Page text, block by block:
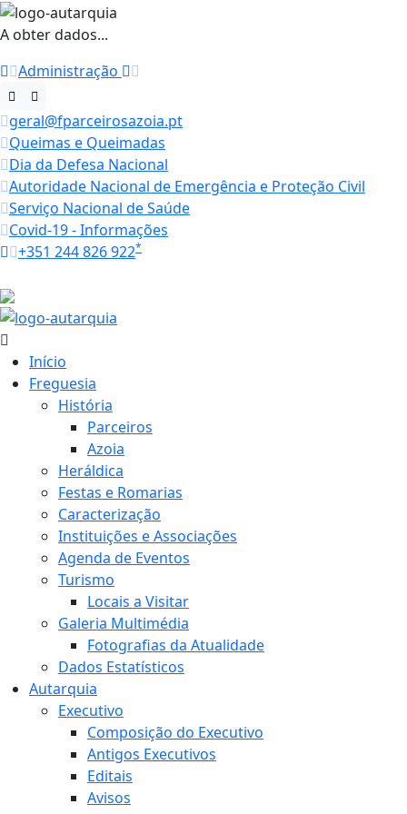
A obter dados...
Administração
geral@fparceirosazoia.pt
Queimas e Queimadas
Dia da Defesa Nacional
Autoridade Nacional de Emergência e Proteção Civil
Serviço Nacional de Saúde
Covid-19 - Informações
+351 244 826 922*
Início
Freguesia
História
Parceiros
Azoia
Heráldica
Festas e Romarias
Caracterização
Instituições e Associações
Agenda de Eventos
Turismo
Locais a Visitar
Galeria Multimédia
Fotografias da Atualidade
Dados Estatísticos
Autarquia
Executivo
Composição do Executivo
Antigos Executivos
Editais
Avisos